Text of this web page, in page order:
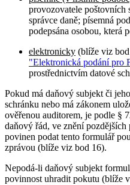
provozovatele poštovních
správce daně; písemná
podepsána osobou, která
elektronicky (blíže viz
"Elektronická podání pro
prostřednictvím datové
Pokud má daňový subjekt či
schránku nebo má zákonem
ověřenou auditorem, je podle §
daňový řád, ve znění
povinen podat tento formulář
zprávou (blíže viz bod 16).
Nepodá-li daňový subjekt
povinnost uhradit pokutu (blíže